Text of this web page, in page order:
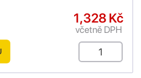
1,328 Kč
včetně DPH